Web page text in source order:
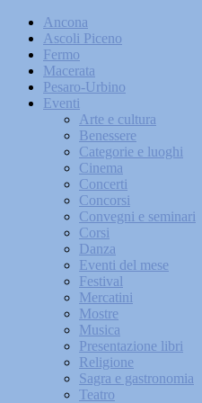
Ancona
Ascoli Piceno
Fermo
Macerata
Pesaro-Urbino
Eventi
Arte e cultura
Benessere
Categorie e luoghi
Cinema
Concerti
Concorsi
Convegni e seminari
Corsi
Danza
Eventi del mese
Festival
Mercatini
Mostre
Musica
Presentazione libri
Religione
Sagra e gastronomia
Teatro